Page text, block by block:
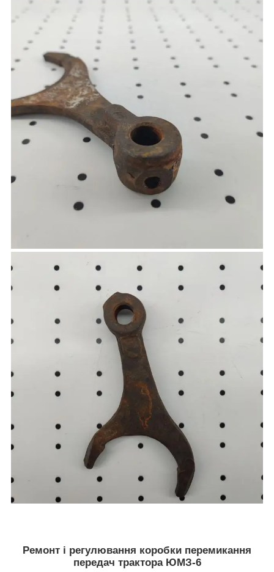
Ремонт і регулювання коробки перемикання
передач трактора ЮМЗ-6